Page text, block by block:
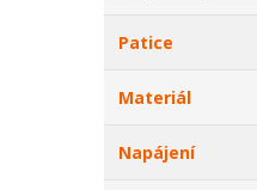
Patice
Materiál
Napájení